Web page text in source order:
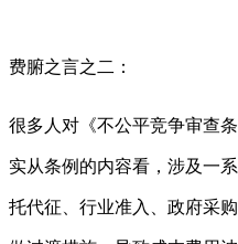
费腑之言之二：
很多人对《不公平竞争审查
实从条例的内容看，涉及一
托代征、行业准入、政府采